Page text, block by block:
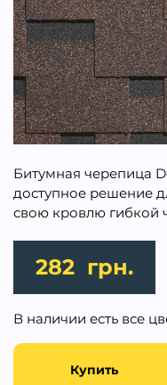
Битумная черепица
доступное решение
свою кровлю гибкой
282 грн.
В наличии есть все
Купить